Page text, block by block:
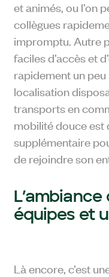
et animés, ou l’on
collègues
impromptu. Autre
faciles d’accès et
rapidement un
localisation
transports en
mobilité douce est
supplémentaire
de rejoindre son
équipes et
Là encore, c’est